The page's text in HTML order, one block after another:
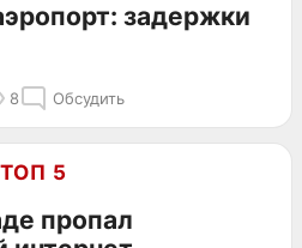
задержки
8 Обсудить
ТОП 5
пропал